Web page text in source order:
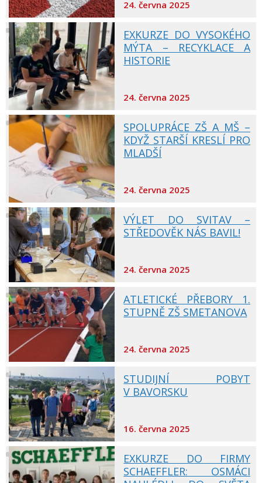
24. června 2025
EXKURZE DO VYSOKÉHO
MÝTA – RECYKLACE A
HISTORIE
24. června 2025
SPOLUPRÁCE ZŠ A MŠ –
KDYŽ STARŠÍ KRESLÍ PRO
MLADŠÍ
24. června 2025
VÝLET DO SVITAV –
STŘEDOVĚK NÁS BAVIL!
24. června 2025
ATLETICKÉ PŘEBORY 1.
STUPNĚ ZŠ SMETANOVA
24. června 2025
STUDIJNÍ POBYT
V BAVORSKU
16. června 2025
EXKURZE DO FIRMY
SCHAEFFLER: OSMÁCI